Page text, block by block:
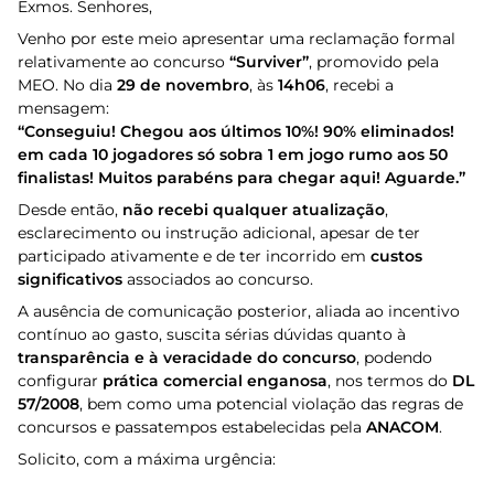
Exmos. Senhores,
Venho por este meio apresentar uma reclamação formal
relativamente ao concurso “Surviver”, promovido pela
MEO. No dia 29 de novembro, às 14h06, recebi a
mensagem:
“Conseguiu! Chegou aos últimos 10%! 90% eliminados!
em cada 10 jogadores só sobra 1 em jogo rumo aos 50
finalistas! Muitos parabéns para chegar aqui! Aguarde.”
Desde então, não recebi qualquer atualização,
esclarecimento ou instrução adicional, apesar de ter
participado ativamente e de ter incorrido em custos
significativos associados ao concurso.
A ausência de comunicação posterior, aliada ao incentivo
contínuo ao gasto, suscita sérias dúvidas quanto à
transparência e à veracidade do concurso, podendo
configurar prática comercial enganosa, nos termos do DL
57/2008, bem como uma potencial violação das regras de
concursos e passatempos estabelecidas pela ANACOM.
Solicito, com a máxima urgência: